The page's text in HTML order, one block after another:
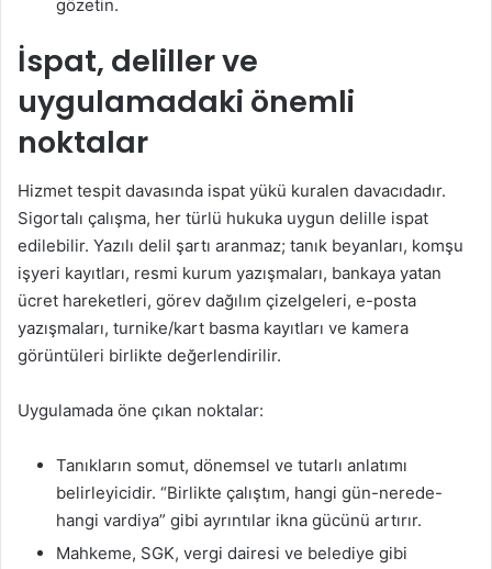
gözetin.
İspat, deliller ve
uygulamadaki önemli
noktalar
Hizmet tespit davasında ispat yükü kuralen davacıdadır.
Sigortalı çalışma, her türlü hukuka uygun delille ispat
edilebilir. Yazılı delil şartı aranmaz; tanık beyanları, komşu
işyeri kayıtları, resmi kurum yazışmaları, bankaya yatan
ücret hareketleri, görev dağılım çizelgeleri, e-posta
yazışmaları, turnike/kart basma kayıtları ve kamera
görüntüleri birlikte değerlendirilir.
Uygulamada öne çıkan noktalar:
Tanıkların somut, dönemsel ve tutarlı anlatımı
belirleyicidir. “Birlikte çalıştım, hangi gün-nerede-
hangi vardiya” gibi ayrıntılar ikna gücünü artırır.
Mahkeme, SGK, vergi dairesi ve belediye gibi